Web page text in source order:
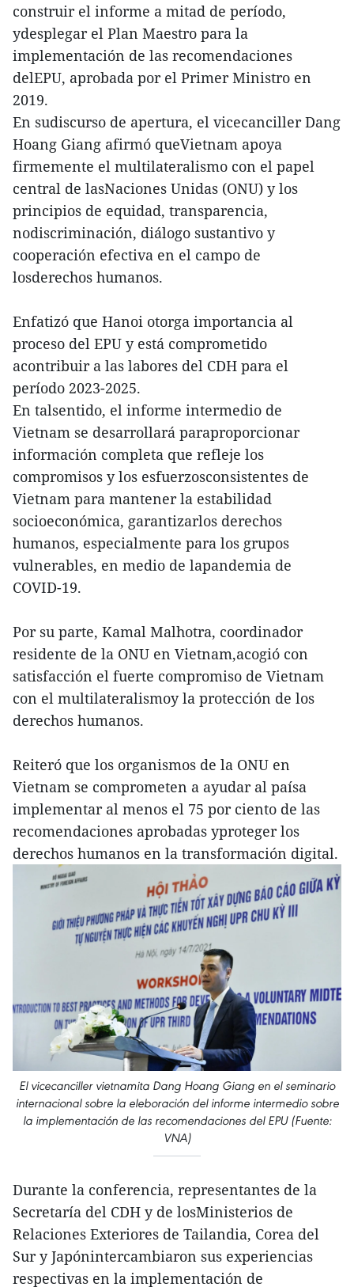
construir el informe a mitad de período,
ydesplegar el Plan Maestro para la
implementación de las recomendaciones
delEPU, aprobada por el Primer Ministro en
2019.
En sudiscurso de apertura, el vicecanciller Dang
Hoang Giang afirmó queVietnam apoya
firmemente el multilateralismo con el papel
central de lasNaciones Unidas (ONU) y los
principios de equidad, transparencia,
nodiscriminación, diálogo sustantivo y
cooperación efectiva en el campo de
losderechos humanos.
Enfatizó que Hanoi otorga importancia al
proceso del EPU y está comprometido
acontribuir a las labores del CDH para el
período 2023-2025.
En talsentido, el informe intermedio de
Vietnam se desarrollará paraproporcionar
información completa que refleje los
compromisos y los esfuerzosconsistentes de
Vietnam para mantener la estabilidad
socioeconómica, garantizarlos derechos
humanos, especialmente para los grupos
vulnerables, en medio de lapandemia de
COVID-19.
Por su parte, Kamal Malhotra, coordinador
residente de la ONU en Vietnam,acogió con
satisfacción el fuerte compromiso de Vietnam
con el multilateralismoy la protección de los
derechos humanos.
Reiteró que los organismos de la ONU en
Vietnam se comprometen a ayudar al paísa
implementar al menos el 75 por ciento de las
recomendaciones aprobadas yproteger los
derechos humanos en la transformación digital.
El vicecanciller vietnamita Dang Hoang Giang en el seminario
internacional sobre la eleboración del informe intermedio sobre
la implementación de las recomendaciones del EPU (Fuente:
VNA)
Durante la conferencia, representantes de la
Secretaría del CDH y de losMinisterios de
Relaciones Exteriores de Tailandia, Corea del
Sur y Japónintercambiaron sus experiencias
respectivas en la implementación de